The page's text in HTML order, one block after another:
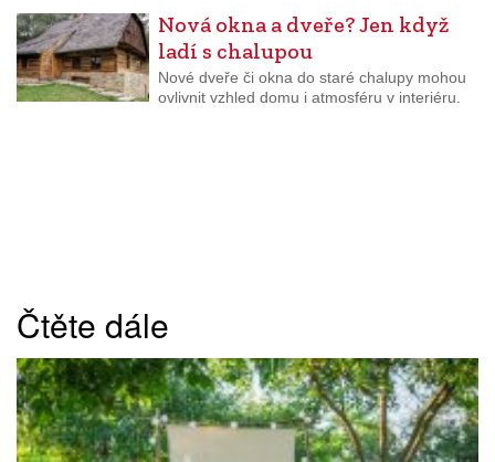
Nová okna a dveře? Jen když
ladí s chalupou
Nové dveře či okna do staré chalupy mohou
ovlivnit vzhled domu i atmosféru v interiéru.
Čtěte dále